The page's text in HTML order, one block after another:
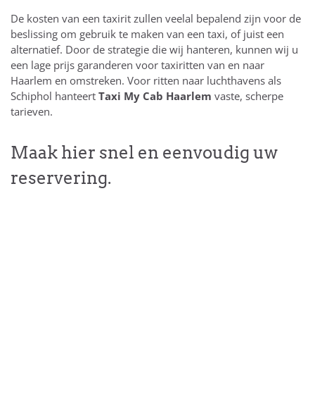
De kosten van een taxirit zullen veelal bepalend zijn voor de
beslissing om gebruik te maken van een taxi, of juist een
alternatief. Door de strategie die wij hanteren, kunnen wij u
een lage prijs garanderen voor taxiritten van en naar
Haarlem en omstreken. Voor ritten naar luchthavens als
Schiphol hanteert Taxi My Cab Haarlem vaste, scherpe
tarieven.
Maak hier snel en eenvoudig uw
reservering.